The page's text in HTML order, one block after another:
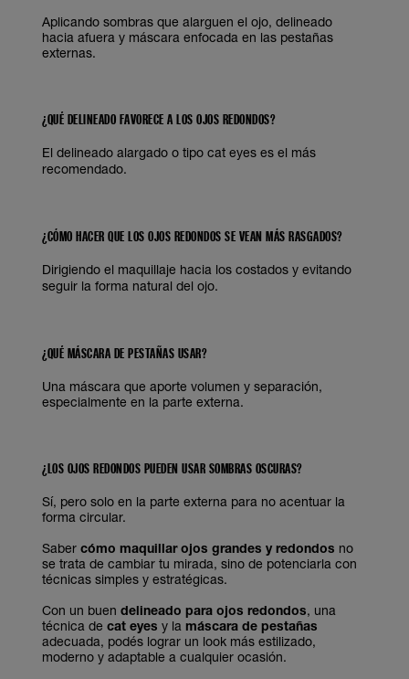
Aplicando sombras que alarguen el ojo, delineado
hacia afuera y máscara enfocada en las pestañas
externas.
¿QUÉ DELINEADO FAVORECE A LOS OJOS REDONDOS?
El delineado alargado o tipo cat eyes es el más
recomendado.
¿CÓMO HACER QUE LOS OJOS REDONDOS SE VEAN MÁS RASGADOS?
Dirigiendo el maquillaje hacia los costados y evitando
seguir la forma natural del ojo.
¿QUÉ MÁSCARA DE PESTAÑAS USAR?
Una máscara que aporte volumen y separación,
especialmente en la parte externa.
¿LOS OJOS REDONDOS PUEDEN USAR SOMBRAS OSCURAS?
Sí, pero solo en la parte externa para no acentuar la
forma circular.
Saber cómo maquillar ojos grandes y redondos no
se trata de cambiar tu mirada, sino de potenciarla con
técnicas simples y estratégicas.
Con un buen delineado para ojos redondos, una
técnica de cat eyes y la máscara de pestañas
adecuada, podés lograr un look más estilizado,
moderno y adaptable a cualquier ocasión.